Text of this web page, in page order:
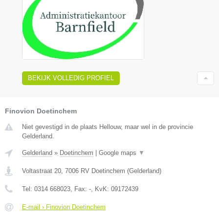
BEKIJK VOLLEDIG PROFIEL
Finovion Doetinchem
Niet gevestigd in de plaats Hellouw, maar wel in de provincie
Gelderland.
Gelderland » Doetinchem Google maps ▼
Voltastraat 20, 7006 RV Doetinchem (Gelderland)
Tel: 0314 668023, Fax: -, KvK: 09172439
E-mail › Finovion Doetinchem